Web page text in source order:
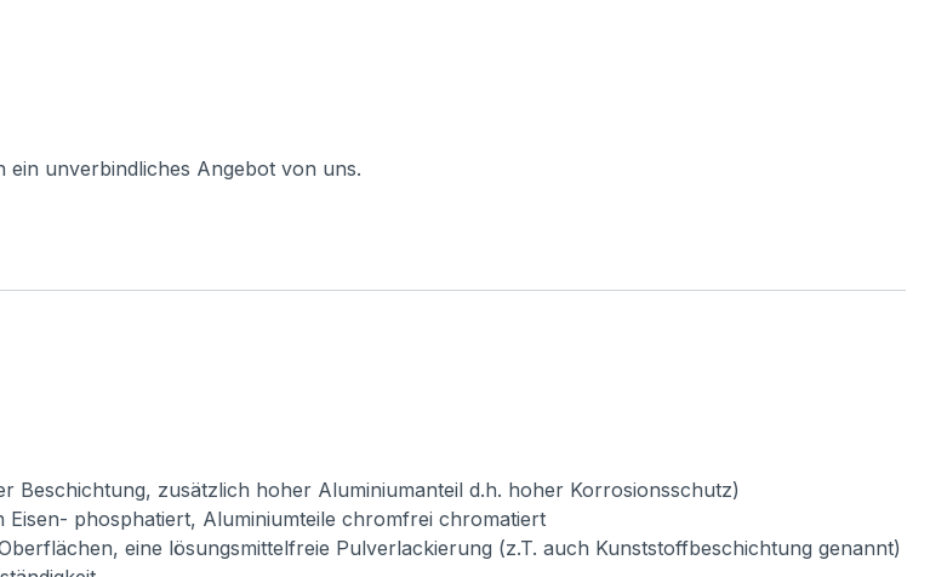
ein unverbindliches Angebot von uns.
zusätzlich hoher Aluminiumanteil d.h. hoher Korrosionsschutz)
phosphatiert, Aluminiumteile chromfrei chromatiert
eine lösungsmittelfreie Pulverlackierung (z.T. auch Kunststoffbeschichtung genannt)